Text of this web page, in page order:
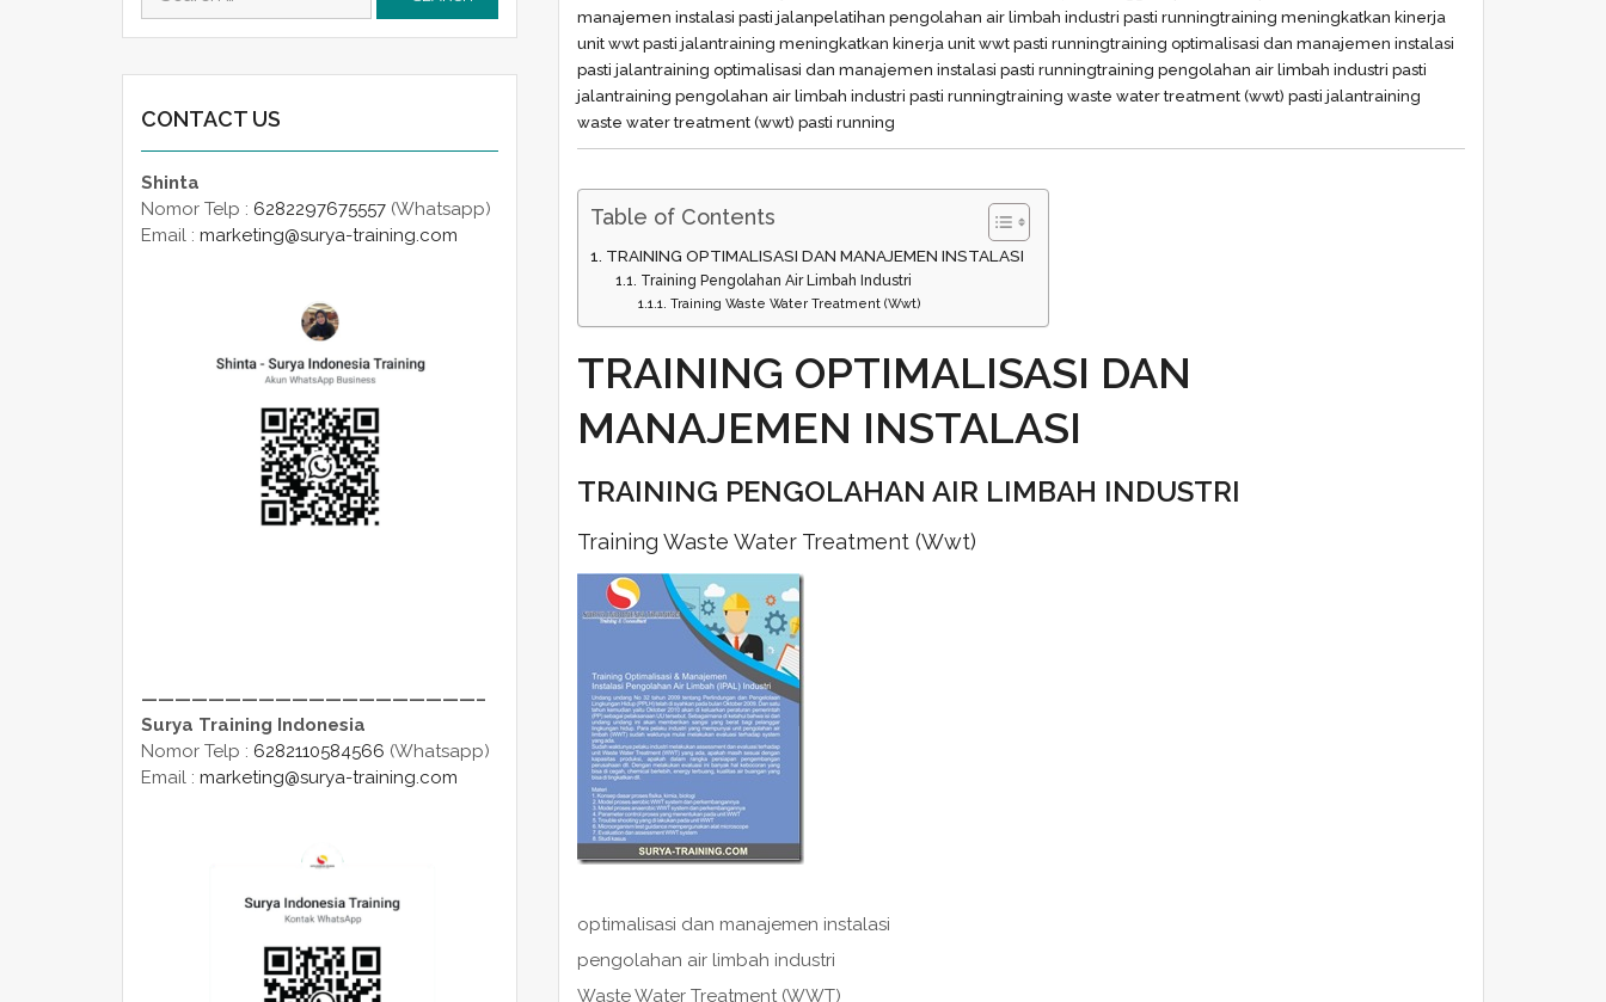
manajemen instalasi pasti jalanpelatihan pengolahan air limbah industri pasti runningtraining meningkatkan kinerja
unit wwt pasti jalantraining meningkatkan kinerja unit wwt pasti runningtraining optimalisasi dan manajemen instalasi
pasti jalantraining optimalisasi dan manajemen instalasi pasti runningtraining pengolahan air limbah industri pasti
jalantraining pengolahan air limbah industri pasti runningtraining waste water treatment (wwt) pasti jalantraining
waste water treatment (wwt) pasti running
Table of Contents
TRAINING OPTIMALISASI DAN MANAJEMEN INSTALASI
Training Pengolahan Air Limbah Industri
Training Waste Water Treatment (Wwt)
TRAINING OPTIMALISASI DAN
MANAJEMEN INSTALASI
TRAINING PENGOLAHAN AIR LIMBAH INDUSTRI
Training Waste Water Treatment (Wwt)
optimalisasi dan manajemen instalasi
pengolahan air limbah industri
Waste Water Treatment (WWT)
for:
CONTACT US
Shinta
Nomor Telp : 6282297675557 (Whatsapp)
Email : marketing@surya-training.com
————————————————————–
Surya Training Indonesia
Nomor Telp : 6282110584566 (Whatsapp)
Email : marketing@surya-training.com